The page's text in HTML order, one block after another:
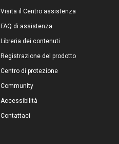
Visita il Centro assistenza
FAQ di assistenza
Libreria dei contenuti
Registrazione del prodotto
Centro di protezione
Community
Accessibilità
Contattaci